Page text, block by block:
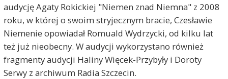
audycję Agaty Rokickiej "Niemen znad Niemna" z 2008
roku, w której o swoim stryjecznym bracie, Czesławie
Niemenie opowiadał Romuald Wydrzycki, od kilku lat
też już nieobecny. W audycji wykorzystano również
fragmenty audycji Haliny Więcek-Przybyły i Doroty
Serwy z archiwum Radia Szczecin.